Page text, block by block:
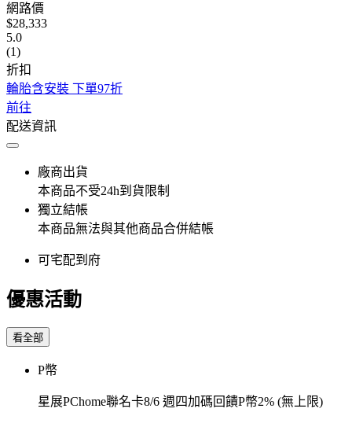
網路價
$28,333
5.0
(1)
折扣
輪胎含安裝 下單97折
前往
配送資訊
廠商出貨
本商品不受24h到貨限制
獨立結帳
本商品無法與其他商品合併結帳
可宅配到府
優惠活動
看全部
P幣
星展PChome聯名卡8/6 週四加碼回饋P幣2% (無上限)